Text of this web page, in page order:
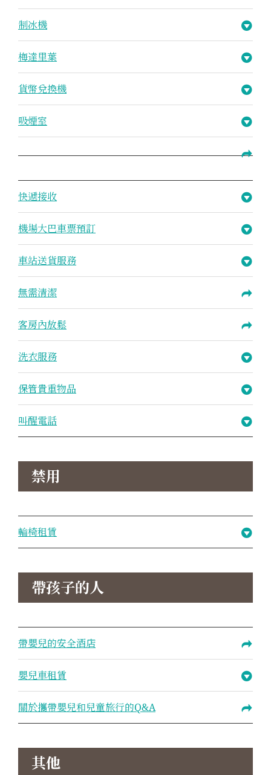
制冰機
梅達里葉
貨幣兌換機
吸煙室
快遞接收
機場大巴車票預訂
車站送貨服務
無需清潔
客房內放鬆
洗衣服務
保管貴重物品
叫醒電話
禁用
輪椅租賃
帶孩子的人
帶嬰兒的安全酒店
嬰兒車租賃
關於攜帶嬰兒和兒童旅行的Q&A
其他